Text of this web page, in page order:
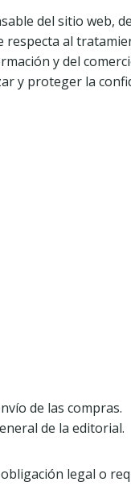
del sitio web,
respecta al
y del
y proteger la
de las compras.
de la editorial.
legal o